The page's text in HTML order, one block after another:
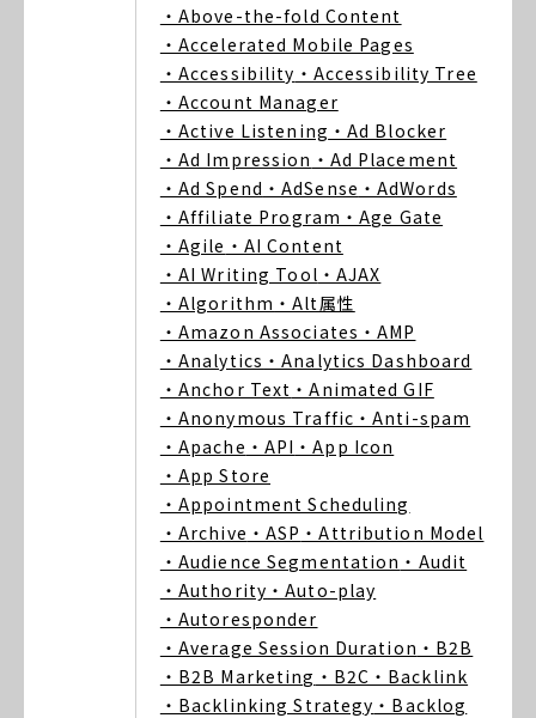
・Above-the-fold Content
・Accelerated Mobile Pages
・Accessibility ・Accessibility Tree
・Account Manager
・Active Listening ・Ad Blocker
・Ad Impression ・Ad Placement
・Ad Spend ・AdSense ・AdWords
・Affiliate Program ・Age Gate
・Agile ・AI Content
・AI Writing Tool ・AJAX
・Algorithm ・Alt属性
・Amazon Associates ・AMP
・Analytics ・Analytics Dashboard
・Anchor Text ・Animated GIF
・Anonymous Traffic ・Anti-spam
・Apache ・API ・App Icon
・App Store
・Appointment Scheduling
・Archive ・ASP ・Attribution Model
・Audience Segmentation ・Audit
・Authority ・Auto-play
・Autoresponder
・Average Session Duration ・B2B
・B2B Marketing ・B2C ・Backlink
・Backlinking Strategy ・Backlog